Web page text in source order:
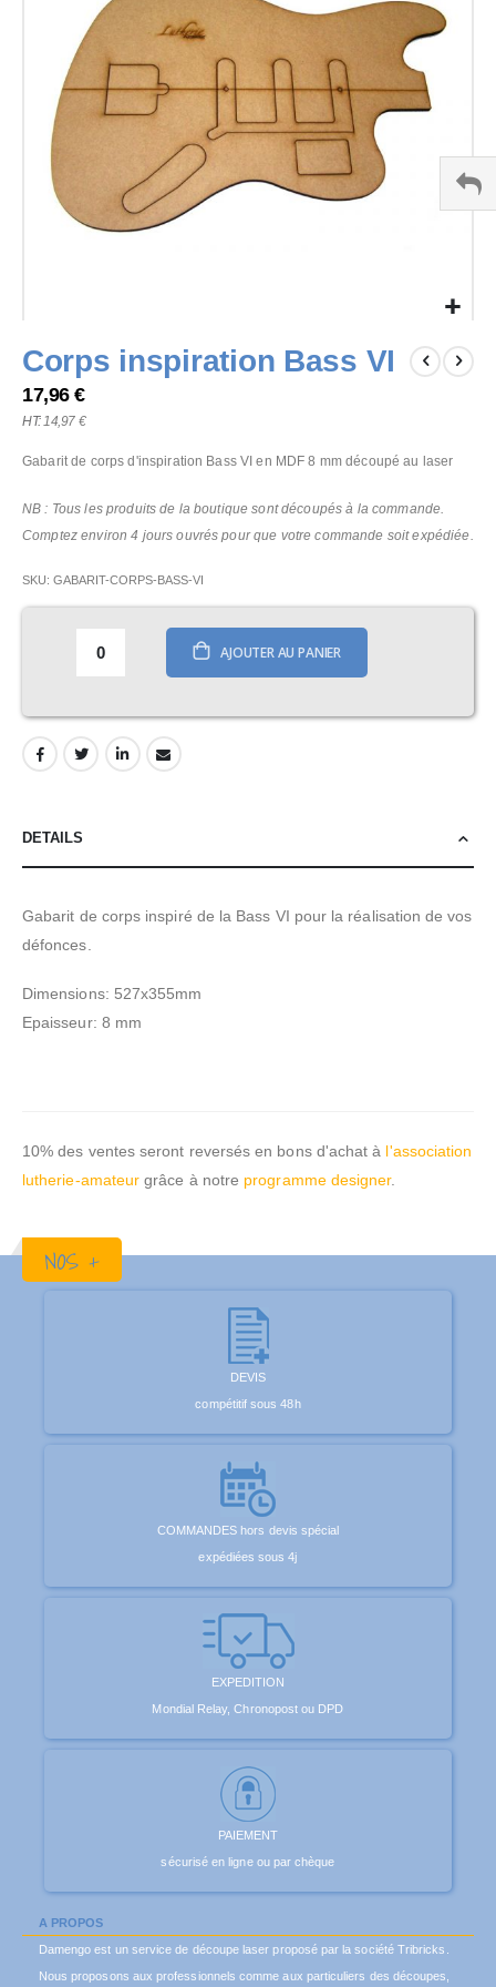
to
beginning
of
images
Corps inspiration Bass VI
17,96 €
14,97 €
Gabarit de corps d'inspiration Bass VI en MDF 8 mm découpé au laser
NB : Tous les produits de la boutique sont découpés à la commande.
Comptez environ 4 jours ouvrés pour que votre commande soit expédiée.
SKU GABARIT-CORPS-BASS-VI
AJOUTER AU PANIER
DETAILS
Gabarit de corps inspiré de la Bass VI pour la réalisation de vos
défonces.
Dimensions: 527x355mm
Epaisseur: 8 mm
10% des ventes seront reversés en bons d'achat à l'association
lutherie-amateur grâce à notre programme designer.
NOS +
DEVIS
compétitif sous 48h
COMMANDES hors devis spécial
expédiées sous 4j
EXPEDITION
Mondial Relay, Chronopost ou DPD
PAIEMENT
sécurisé en ligne ou par chèque
A PROPOS
Damengo est un service de découpe laser proposé par la société Tribricks.
Nous proposons aux professionnels comme aux particuliers des découpes,